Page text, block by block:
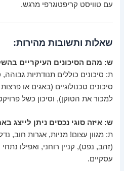
עם טוויסט קריפטוגרפי מרגש.
שאלות ותשובות מהירות:
ש: מהם הסיכונים העיקריים
ת: סיכונים כוללים תנודתיות גבוהה,
סיכונים טכנולוגיים (באגים או
למכור את הטוקן), וסיכון כשל
ש: איזה סוגי נכסים ניתן לייצג
ת: מגוון עצום! מניות, אגרות חוב,
(זהב, נפט), קניין רוחני, ואפילו
עסקיים.